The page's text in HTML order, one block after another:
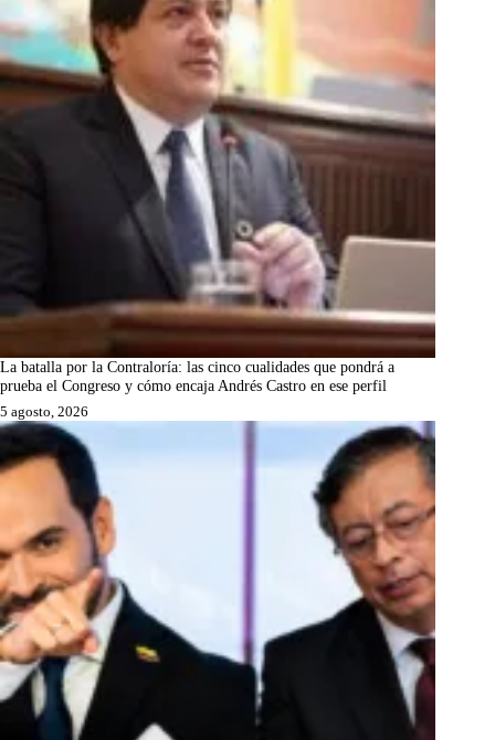
La batalla por la Contraloría: las cinco cualidades que pondrá a
prueba el Congreso y cómo encaja Andrés Castro en ese perfil
5 agosto, 2026